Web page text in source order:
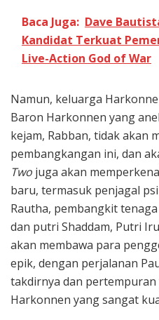
Baca Juga: Dave
Kandidat Terkuat
Live-Action God of War
Namun, keluarga
Baron Harkonnen yang
kejam, Rabban, tidak akan
pembangkangan ini, dan
Two juga akan
baru, termasuk penjagal
Rautha, pembangkit
dan putri Shaddam, Putri
akan membawa para
epik, dengan perjalanan
takdirnya dan
Harkonnen yang sangat